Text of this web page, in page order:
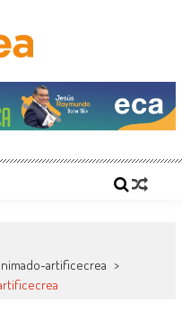
periodísticos y editoriales en
de comunicación y educación.
artificecrea >